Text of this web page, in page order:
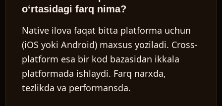
o‘rtasidagi farq nima?
Native ilova faqat bitta platforma uchun
(iOS yoki Android) maxsus yoziladi. Cross-
platform esa bir kod bazasidan ikkala
platformada ishlaydi. Farq narxda,
tezlikda va performansda.